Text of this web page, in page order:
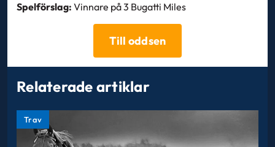
Spelförslag: Vinnare på 3 Bugatti Miles
Till oddsen
Relaterade artiklar
Trav